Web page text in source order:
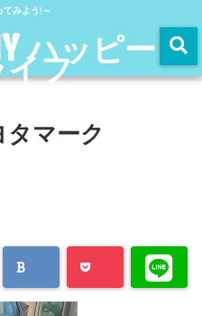
てみよう!～
ハッピー
イフ
タマーク